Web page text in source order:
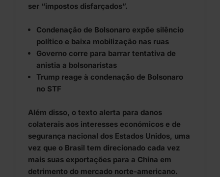
ser “impostos disfarçados”.
Condenação de Bolsonaro expõe silêncio
político e baixa mobilização nas ruas
Governo corre para barrar tentativa de
anistia a bolsonaristas
Trump reage à condenação de Bolsonaro
no STF
Além disso, o texto alerta para danos
colaterais aos interesses económicos e de
segurança nacional dos Estados Unidos, uma
vez que o Brasil tem direcionado cada vez
mais suas exportações para a China em
detrimento do mercado norte-americano.